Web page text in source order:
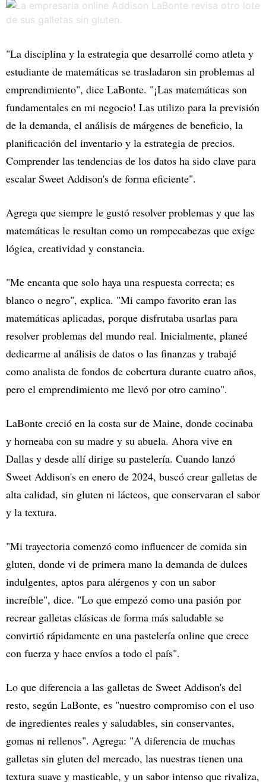
"La disciplina y la estrategia que desarrollé como atleta y
estudiante de matemáticas se trasladaron sin problemas al
emprendimiento", dice LaBonte. "¡Las matemáticas son
fundamentales en mi negocio! Las utilizo para la previsión
de la demanda, el análisis de márgenes de beneficio, la
planificación del inventario y la estrategia de precios.
Comprender las tendencias de los datos ha sido clave para
escalar Sweet Addison's de forma eficiente".
Agrega que siempre le gustó resolver problemas y que las
matemáticas le resultan como un rompecabezas que exige
lógica, creatividad y constancia.
"Me encanta que solo haya una respuesta correcta; es
blanco o negro", explica. "Mi campo favorito eran las
matemáticas aplicadas, porque disfrutaba usarlas para
resolver problemas del mundo real. Inicialmente, planeé
dedicarme al análisis de datos o las finanzas y trabajé
como analista de fondos de cobertura durante cuatro años,
pero el emprendimiento me llevó por otro camino".
LaBonte creció en la costa sur de Maine, donde cocinaba
y horneaba con su madre y su abuela. Ahora vive en
Dallas y desde allí dirige su pastelería. Cuando lanzó
Sweet Addison's en enero de 2024, buscó crear galletas de
alta calidad, sin gluten ni lácteos, que conservaran el sabor
y la textura.
"Mi trayectoria comenzó como influencer de comida sin
gluten, donde vi de primera mano la demanda de dulces
indulgentes, aptos para alérgenos y con un sabor
increíble", dice. "Lo que empezó como una pasión por
recrear galletas clásicas de forma más saludable se
convirtió rápidamente en una pastelería online que crece
con fuerza y hace envíos a todo el país".
Lo que diferencia a las galletas de Sweet Addison's del
resto, según LaBonte, es "nuestro compromiso con el uso
de ingredientes reales y saludables, sin conservantes,
gomas ni rellenos". Agrega: "A diferencia de muchas
galletas sin gluten del mercado, las nuestras tienen una
textura suave y masticable, y un sabor intenso que rivaliza,